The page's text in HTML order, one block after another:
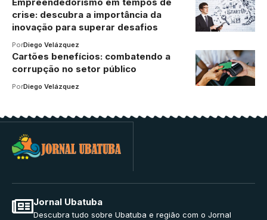
crise: descubra a importância da
inovação para superar desafios
PorDiego Velázquez
Cartões benefícios: combatendo a
corrupção no setor público
PorDiego Velázquez
Jornal Ubatuba
Descubra tudo sobre Ubatuba e região com o Jornal